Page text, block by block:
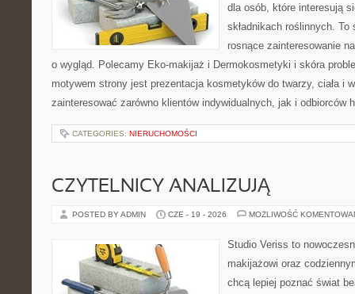
dla osób, które interesują
składnikach roślinnych.
rosnące zainteresowanie
o wygląd. Polecamy Eko-makijaż i Dermokosmetyki i skóra
motywem strony jest prezentacja kosmetyków do twarzy, ciała i
zainteresować zarówno klientów indywidualnych, jak i
CATEGORIES: NIERUCHOMOŚCI
CZYTELNICY ANALIZUJĄ
POSTED BY ADMIN CZE - 19 - 2026 MOŻLIWOŚĆ
Studio Veriss to
makijażowi oraz
chcą lepiej poznać świat